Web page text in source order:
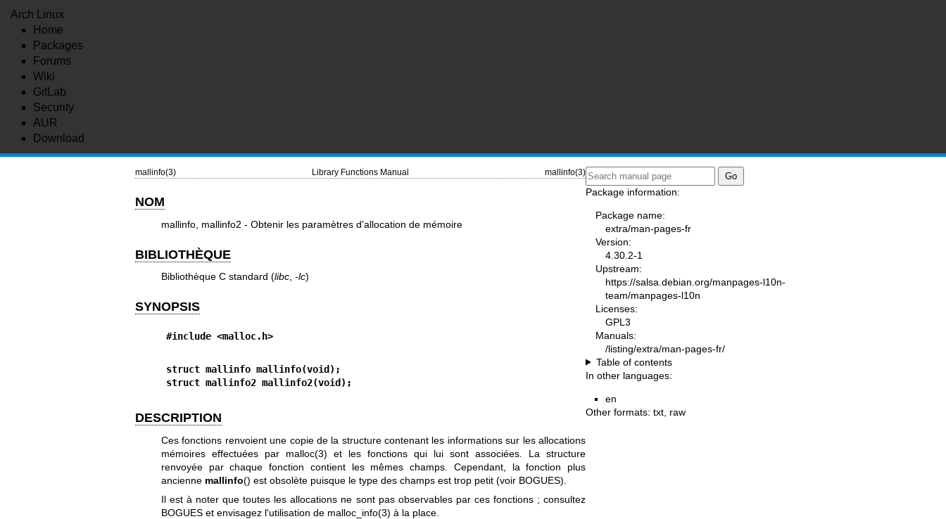
Arch Linux
Home
Packages
Forums
Wiki
GitLab
Security
AUR
Download
mallinfo(3) Library Functions Manual mallinfo(3)
NOM
mallinfo, mallinfo2 - Obtenir les paramètres d'allocation de mémoire
BIBLIOTHÈQUE
Bibliothèque C standard (libc, -lc)
SYNOPSIS
#include <malloc.h>
struct mallinfo mallinfo(void);
struct mallinfo2 mallinfo2(void);
DESCRIPTION
Ces fonctions renvoient une copie de la structure contenant les informations sur les allocations
mémoires effectuées par malloc(3) et les fonctions qui lui sont associées. La structure
renvoyée par chaque fonction contient les mêmes champs. Cependant, la fonction plus
ancienne mallinfo() est obsolète puisque le type des champs est trop petit (voir BOGUES).
Il est à noter que toutes les allocations ne sont pas observables par ces fonctions ; consultez
BOGUES et envisagez l'utilisation de malloc_info(3) à la place.
Package information:
Package name:
extra/man-pages-fr
Version:
4.30.2-1
Upstream:
https://salsa.debian.org/manpages-l10n-
team/manpages-l10n
Licenses:
GPL3
Manuals:
/listing/extra/man-pages-fr/
Table of contents
In other languages:
en
Other formats: txt raw